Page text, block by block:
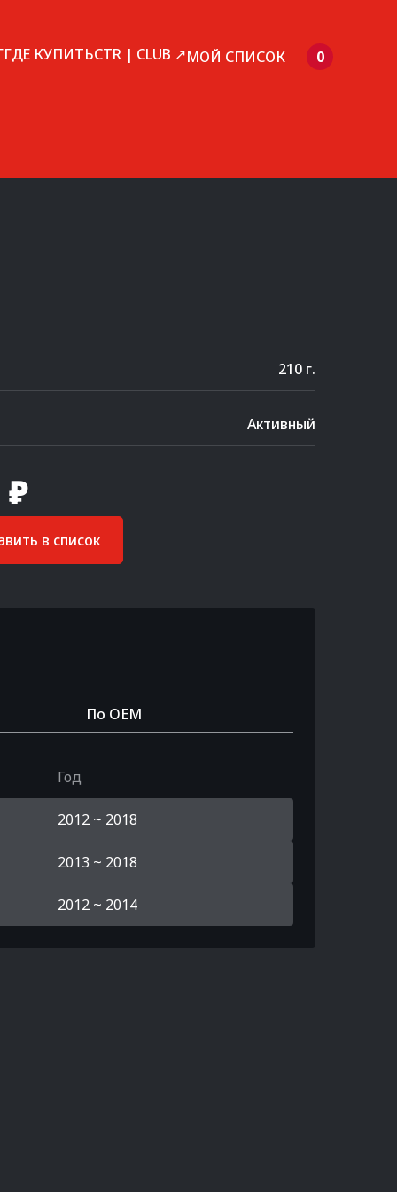
ГДЕ КУПИТЬCTR | CLUB ↗МОЙ СПИСОК 0
210 г.
Активный
₽
в список
По OEM
Год
2012 ~ 2018
2013 ~ 2018
2012 ~ 2014